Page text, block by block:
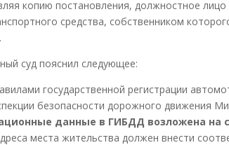
копию постановления, должностное
средства, собственником
суд пояснил следующее:
государственной регистрации
безопасности дорожного движения
данные в ГИБДД возложена на
места жительства должен внести